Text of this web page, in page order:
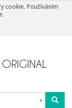
cookie. Používáním